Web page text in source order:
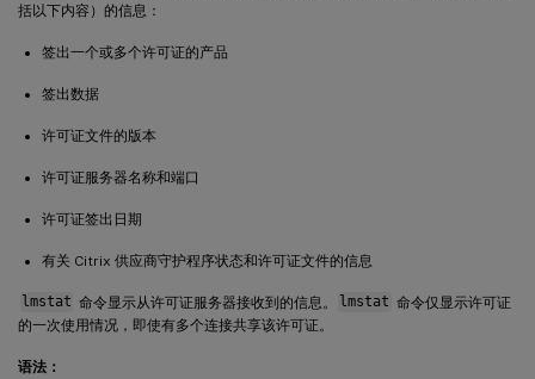
括以下内容）的信息：
签出一个或多个许可证的产品
签出数据
许可证文件的版本
许可证服务器名称和端口
许可证签出日期
有关 Citrix 供应商守护程序状态和许可证文件的信息
lmstat 命令显示从许可证服务器接收到的信息。 lmstat 命令仅显示许可证
的一次使用情况，即使有多个连接共享该许可证。
语法：